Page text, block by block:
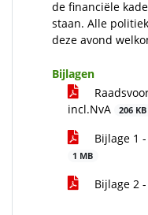
de financiële
staan. Alle
deze avond
Bijlagen
incl.NvA
206 KB
Bijlage 1
1 MB
Bijlage 2